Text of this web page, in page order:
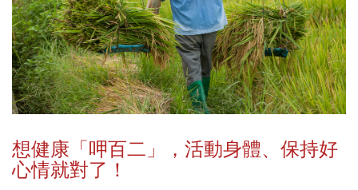
想健康「呷百二」，活動身體、保持好
心情就對了！